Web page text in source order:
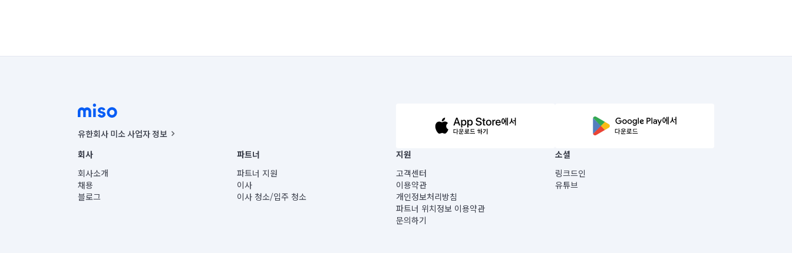
유한회사 미소 사업자 정보
사업자등록번호 : 291-87-00271 | 인허가번호 : 2016-3220163-14-5-00019 |
통신판매신고번호 : 2024-서울종로-1400(공정거래위원회 정보) |
대표이사 : CHING VICTOR COLUMBIA RHEE
주소 | 본사: 서울특별시 종로구 율곡로 6(중학동, 트윈트리빌딩) B동 5층
컨택센터 : 서울특별시 종로구 수송동 율곡로 24, 7층, 8층 미소
회사
회사소개
채용
블로그
파트너
파트너 지원
이사
이사 청소/입주 청소
지원
고객센터
이용약관
개인정보처리방침
파트너 위치정보 이용약관
문의하기
소셜
링크드인
유튜브